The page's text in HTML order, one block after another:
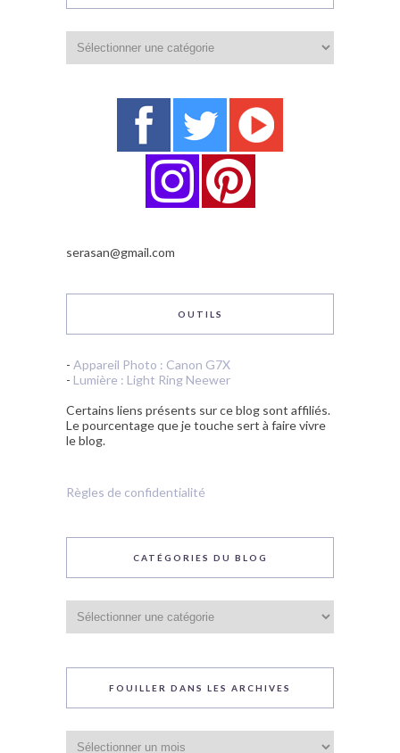
serasan@gmail.com
OUTILS
- Appareil Photo : Canon G7X
- Lumière : Light Ring Neewer
Certains liens présents sur ce blog sont affiliés.
Le pourcentage que je touche sert à faire vivre
le blog.
Règles de confidentialité
CATÉGORIES DU BLOG
du
blog
FOUILLER DANS LES ARCHIVES